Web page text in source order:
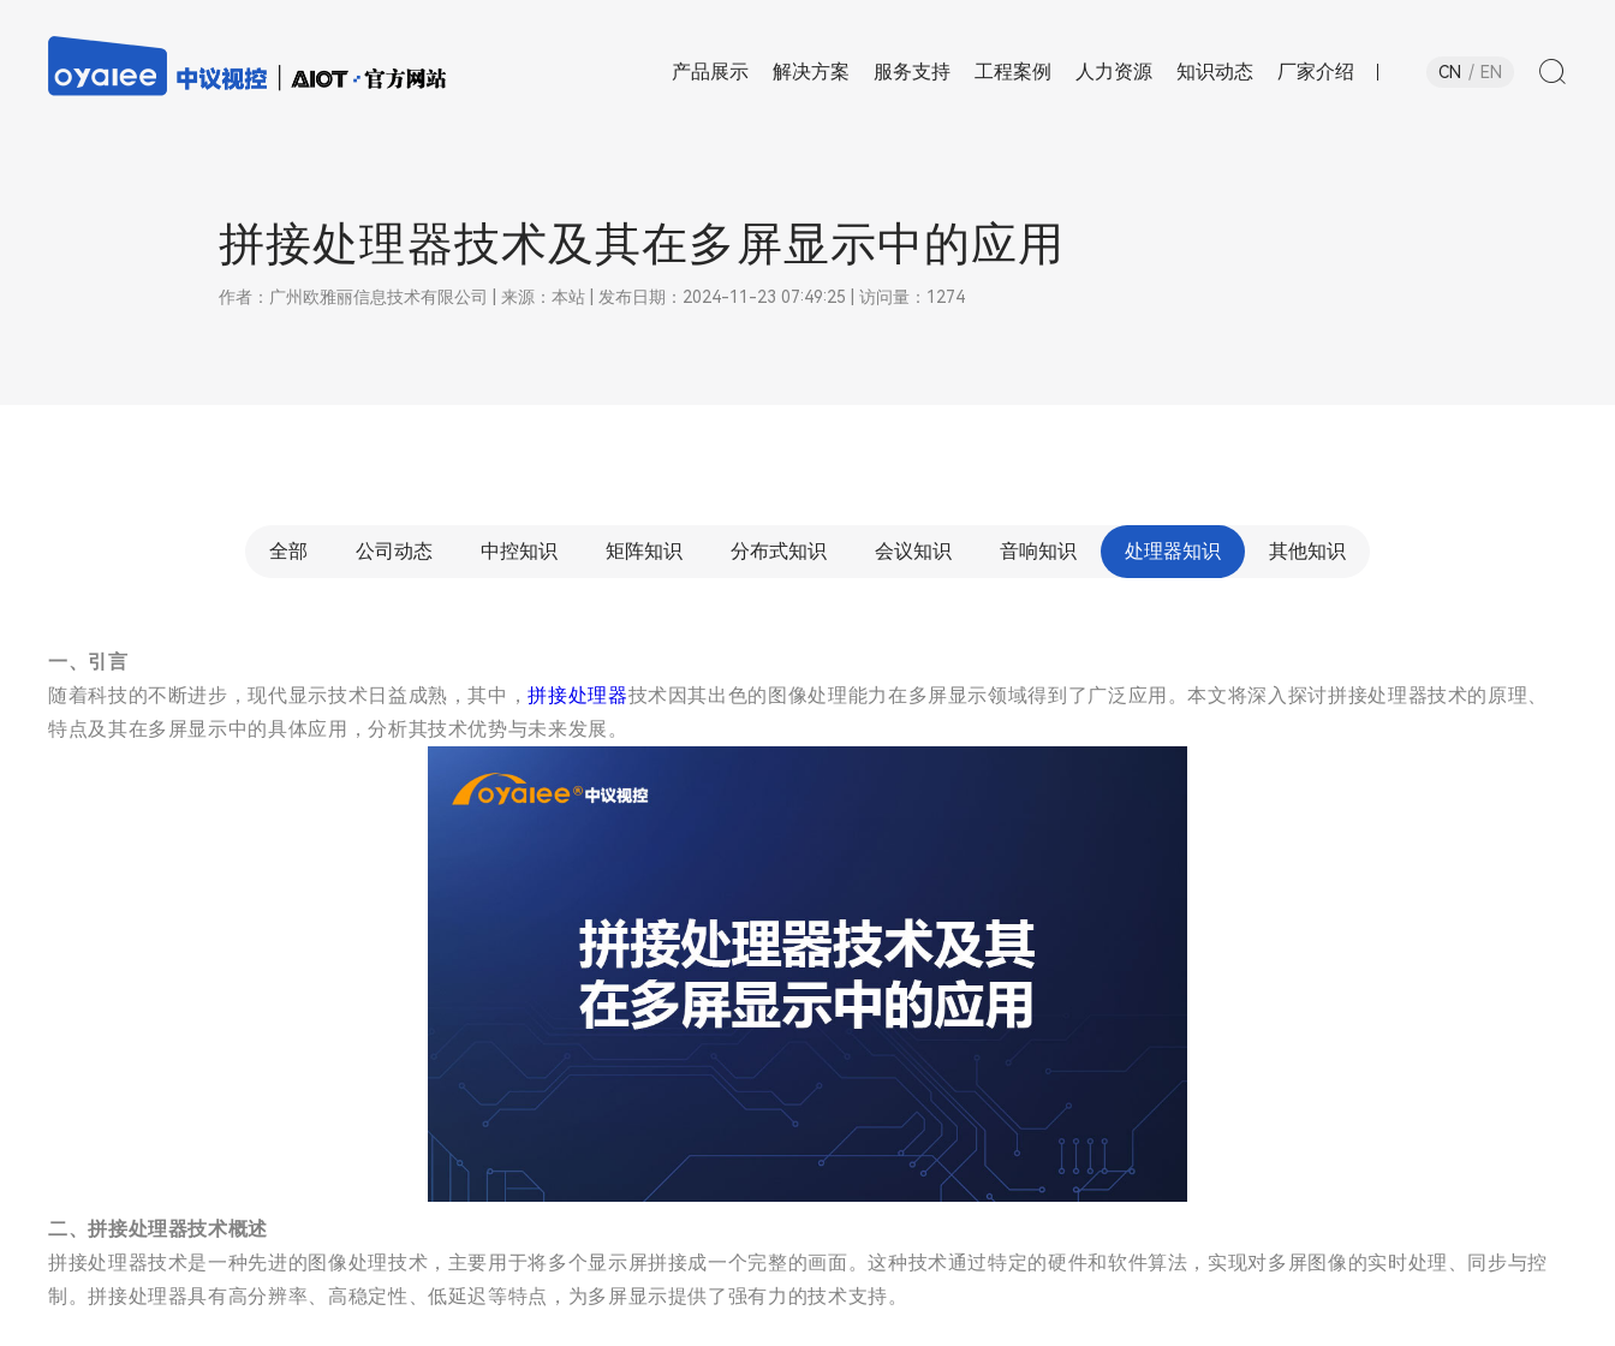
产品展示 解决方案 服务支持 工程案例 人力资源 知识动态 厂家介绍 CN EN
拼接处理器技术及其在多屏显示中的应用
作者：广州欧雅丽信息技术有限公司 | 来源：本站 | 发布日期：2024-11-23 07:49:25 | 访问量：1274
全部 公司动态 中控知识 矩阵知识 分布式知识 会议知识 音响知识 处理器知识 其他知识
一、引言
随着科技的不断进步，现代显示技术日益成熟，其中，拼接处理器技术因其出色的图像处理能力在多屏显示领域得到了广泛应用。本文将深入探讨拼接处理器技术的原理、
特点及其在多屏显示中的具体应用，分析其技术优势与未来发展。
二、拼接处理器技术概述
拼接处理器技术是一种先进的图像处理技术，主要用于将多个显示屏拼接成一个完整的画面。这种技术通过特定的硬件和软件算法，实现对多屏图像的实时处理、同步与控
制。拼接处理器具有高分辨率、高稳定性、低延迟等特点，为多屏显示提供了强有力的技术支持。